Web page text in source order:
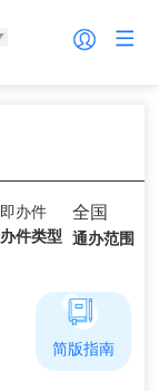
即办件
办件类型
全国
通办范围
简版指南